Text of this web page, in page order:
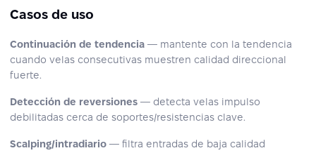
Casos de uso
Continuación de tendencia — mantente con la tendencia
cuando velas consecutivas muestren calidad direccional
fuerte.
Detección de reversiones — detecta velas impulso
debilitadas cerca de soportes/resistencias clave.
Scalping/intradiario — filtra entradas de baja calidad